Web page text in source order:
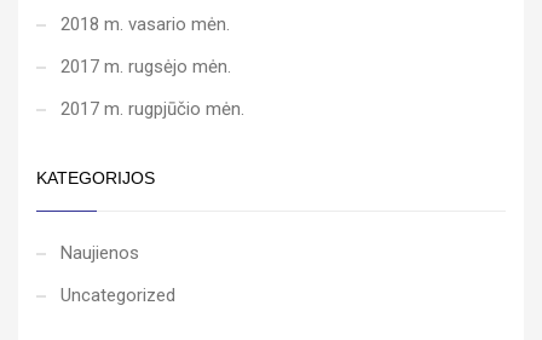
2018 m. vasario mėn.
2017 m. rugsėjo mėn.
2017 m. rugpjūčio mėn.
KATEGORIJOS
Naujienos
Uncategorized